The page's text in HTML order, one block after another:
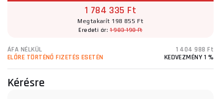
1 784 335 Ft
Megtakarít 198 855 Ft
Eredeti ár:1 983 190 Ft
ÁFA NÉLKÜL
1 404 988 Ft
ELŐRE TÖRTÉNŐ FIZETÉS ESETÉN
KEDVEZMÉNY 1 %
Kérésre